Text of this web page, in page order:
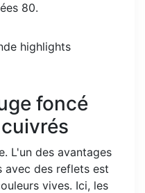
80.
foncé
L'un des avantages
avec des reflets est
vives. Ici, les